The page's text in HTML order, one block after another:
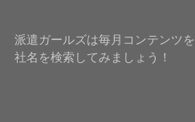
派遣ガールズは毎月コンテンツ
社名を検索してみましょう！